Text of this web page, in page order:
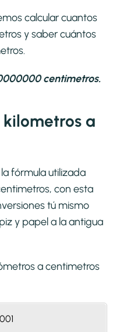
calcular cuantos
y saber cuántos
centimetros.
a
fórmula utilizada
con esta
tú mismo
y papel a la antigua
a centimetros